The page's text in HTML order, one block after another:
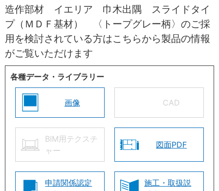
造作部材 イエリア 巾木出隅 スライドタイ
プ（ＭＤＦ基材） 〈トープグレー柄〉のご採
用を検討されている方はこちらから製品の情報
がご覧いただけます
各種データ・ライブラリー
画像 CAD
BIM用テクスチ
ャー
図面PDF
申請関係認定
施工・取扱説